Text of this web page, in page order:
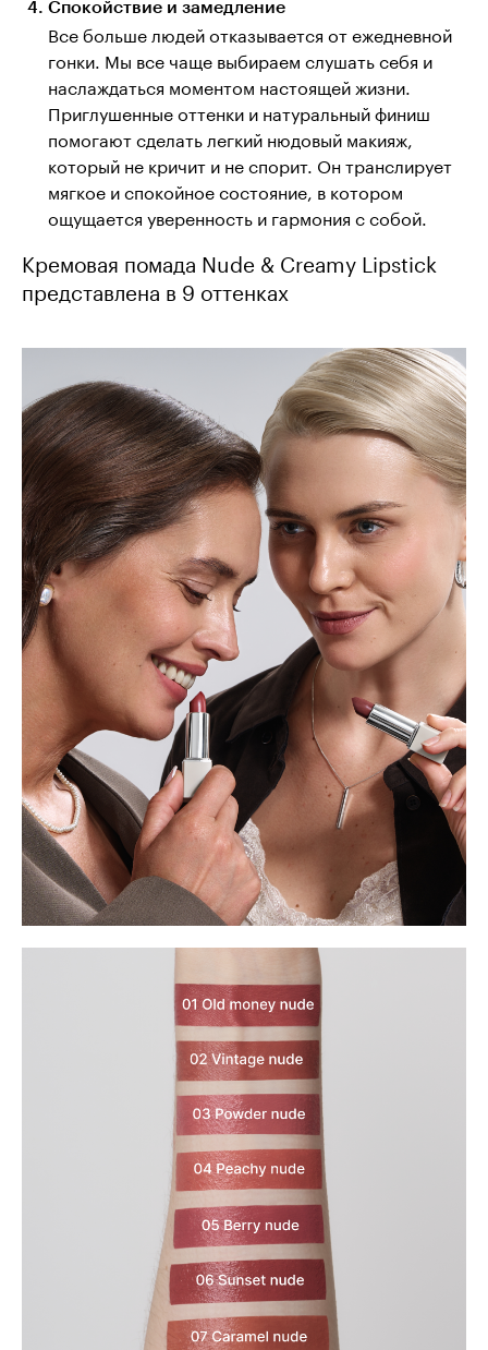
Спокойствие и замедление
Все больше людей отказывается от ежедневной
гонки. Мы все чаще выбираем слушать себя и
наслаждаться моментом настоящей жизни.
Приглушенные оттенки и натуральный финиш
помогают сделать легкий нюдовый макияж,
который не кричит и не спорит. Он транслирует
мягкое и спокойное состояние, в котором
ощущается уверенность и гармония с собой.
Кремовая помада Nude & Creamy Lipstick
представлена в 9 оттенках